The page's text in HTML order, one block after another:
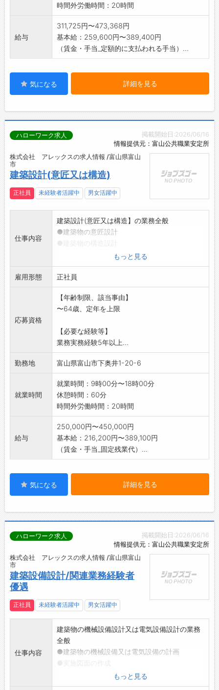
時間外労働時間：20時間
給与
311,725円〜473,368円
基本給：259,600円〜389,400円
（賃金・手当_定額的に支払われる手当）...
気になる 詳細を見る
掲載開始日:2026/06/16
情報提供元：富山公共職業安定所
ハローワーク求人
株式会社 アレックスの求人情報 /富山県富山
市
建築設計(意匠又は構造)
正社員 未経験者活躍中 男女活躍中
仕事内容
建築設計(意匠又は構造】の業務全般
●建築物の意匠設計
●CADを使用した建築設計の計画図・実施計画
図の作成
●発注者や設備担当者との打ち合わせ
●積算業務
●確認申請
●現場での工事監理
【変更の
範囲:変更なし】
もっと見る
雇用形態 正社員
応募資格
【年齢制限、該当事由】
〜64歳、定年を上限
【必要な経験等】
業務実務経験5年以上...
勤務地 富山県富山市下奥井1-20-6
就業時間
就業時間：9時00分〜18時00分
休憩時間：60分
時間外労働時間：20時間
給与
250,000円〜450,000円
基本給：216,200円〜389,100円
（賃金・手当_固定残業代）...
気になる 詳細を見る
掲載開始日:2026/06/16
情報提供元：富山公共職業安定所
ハローワーク求人
株式会社 アレックスの求人情報 /富山県富山
市
建築設備設計/関連業務経験者
優遇
正社員 未経験者活躍中 男女活躍中
仕事内容
建築物の機械設備設計又は電気設備設計の業務
全般
●建築物の機械設備又は電気設備の計画
●空調・換気 給排水・電気(弱電・強電)設備
の設計積算
もっと見る